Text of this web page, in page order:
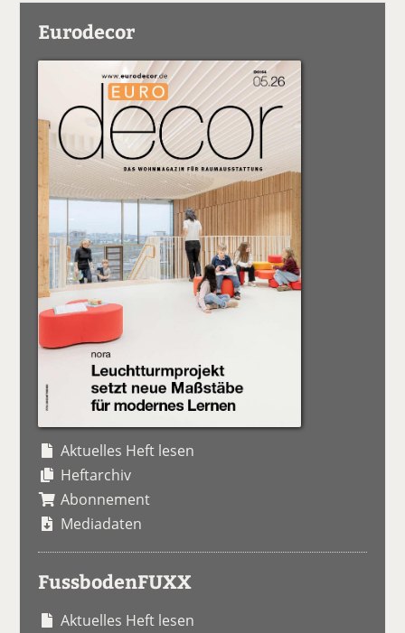
Eurodecor
Aktuelles Heft lesen
Heftarchiv
Abonnement
Mediadaten
FussbodenFUXX
Aktuelles Heft lesen